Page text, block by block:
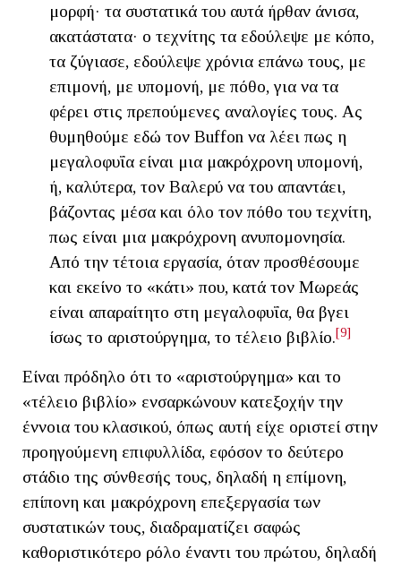
μορφή· τα συστατικά του αυτά ήρθαν άνισα,
ακατάστατα· ο τεχνίτης τα εδούλεψε με κόπο,
τα ζύγιασε, εδούλεψε χρόνια επάνω τους, με
επιμονή, με υπομονή, με πόθο, για να τα
φέρει στις πρεπούμενες αναλογίες τους. Ας
θυμηθούμε εδώ τον Buffon να λέει πως η
μεγαλοφυΐα είναι μια μακρόχρονη υπομονή,
ή, καλύτερα, τον Βαλερύ να του απαντάει,
βάζοντας μέσα και όλο τον πόθο του τεχνίτη,
πως είναι μια μακρόχρονη ανυπομονησία.
Από την τέτοια εργασία, όταν προσθέσουμε
και εκείνο το «κάτι» που, κατά τον Μωρεάς
είναι απαραίτητο στη μεγαλοφυΐα, θα βγει
ίσως το αριστούργημα, το τέλειο βιβλίο.[9]
Είναι πρόδηλο ότι το «αριστούργημα» και το
«τέλειο βιβλίο» ενσαρκώνουν κατεξοχήν την
έννοια του κλασικού, όπως αυτή είχε οριστεί στην
προηγούμενη επιφυλλίδα, εφόσον το δεύτερο
στάδιο της σύνθεσής τους, δηλαδή η επίμονη,
επίπονη και μακρόχρονη επεξεργασία των
συστατικών τους, διαδραματίζει σαφώς
καθοριστικότερο ρόλο έναντι του πρώτου, δηλαδή